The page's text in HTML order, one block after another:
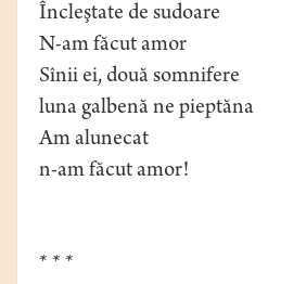
Încleştate de sudoare
N-am făcut amor
Sînii ei, două somnifere
luna galbenă ne pieptăna
Am alunecat
n-am făcut amor!
* * *